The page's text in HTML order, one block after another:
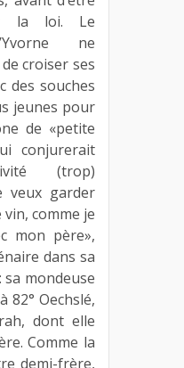
la loi. Le
ne
croiser ses
des souches
jeunes pour
de «petite
conjurerait
(trop)
veux garder
comme je
mon père»,
dans sa
mondeuse
82° Oechslé,
dont elle
Comme la
demi-frère,